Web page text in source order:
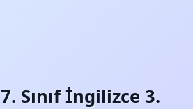
7. Sınıf İngilizce 3.